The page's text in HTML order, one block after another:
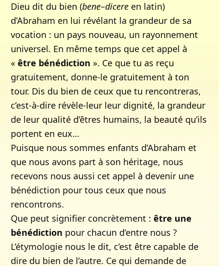
Dieu dit du bien (bene–dicere en latin)
d’Abraham en lui révélant la grandeur de sa
vocation : un pays nouveau, un rayonnement
universel. En même temps que cet appel à
«être bénédiction ». Ce que tu as reçu
gratuitement, donne-le gratuitement à ton
tour. Dis du bien de ceux que tu rencontreras,
c’est-à-dire révèle-leur leur dignité, la grandeur
de leur qualité d’êtres humains, la beauté qu’ils
portent en eux…
Puisque nous sommes enfants d’Abraham et
que nous avons part à son héritage, nous
recevons nous aussi cet appel à devenir une
bénédiction pour tous ceux que nous
rencontrons.
Que peut signifier concrètement :être une
bénédiction pour chacun d’entre nous ?
L’étymologie nous le dit, c’est être capable de
dire du bien de l’autre. Ce qui demande de